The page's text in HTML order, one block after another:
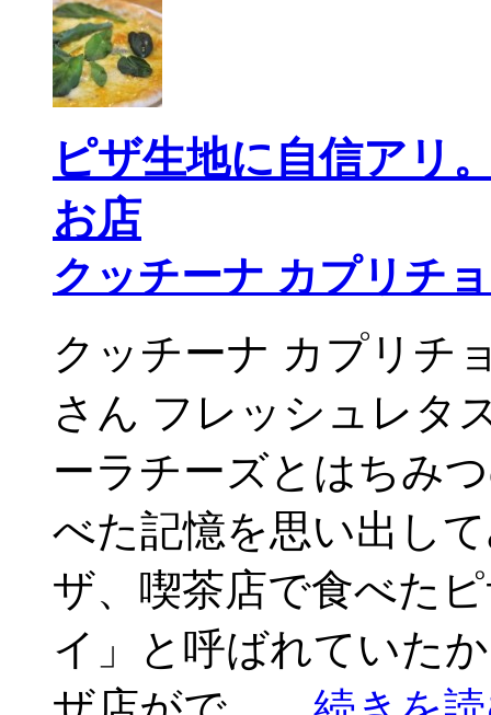
ピザ生地に自信アリ
お店
クッチーナ カプリチ
クッチーナ カプリチ
さん フレッシュレタ
ーラチーズとはちみ
べた記憶を思い出し
ザ、喫茶店で食べた
イ」と呼ばれていた